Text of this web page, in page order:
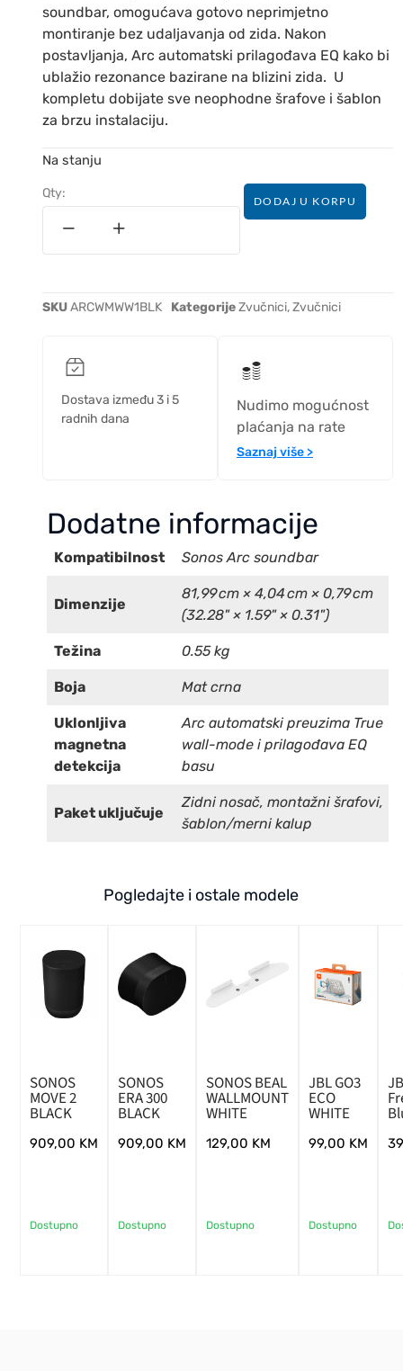
soundbar, omogućava gotovo neprimjetno
montiranje bez udaljavanja od zida. Nakon
postavljanja, Arc automatski prilagođava EQ kako bi
ublažio rezonance bazirane na blizini zida. U
kompletu dobijate sve neophodne šrafove i šablon
za brzu instalaciju.
Na stanju
Qty:
DODAJ U KORPU
SKUARCWMWW1BLK KategorijeZvučnici,Zvučnici
Dostava između 3 i 5
radnih dana
Nudimo mogućnost
plaćanja na rate
Saznaj više >
Dodatne informacije
Kompatibilnost Sonos Arc soundbar
Dimenzije
81,99 cm × 4,04 cm × 0,79 cm
(32.28" × 1.59" × 0.31")
Težina 0.55 kg
Boja Mat crna
Uklonljiva
magnetna
detekcija
Arc automatski preuzima True
wall-mode i prilagođava EQ
basu
Paket uključuje
Zidni nosač, montažni šrafovi,
šablon/merni kalup
Pogledajte i ostale modele
SONOS
MOVE 2
BLACK
909,00 KM
Dostupno
SONOS
ERA 300
BLACK
909,00 KM
Dostupno
SONOS BEAL
WALLMOUNT
WHITE
129,00 KM
Dostupno
JBL GO3
ECO
WHITE
99,00 KM
Dostupno